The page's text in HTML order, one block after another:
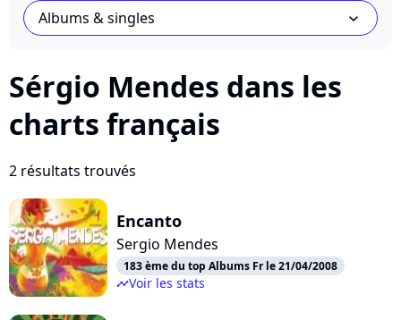
Albums & singles chevron_bot
Sérgio Mendes dans les
charts français
2 résultats trouvés
Encanto
Sergio Mendes
183 ème du top Albums Fr le 21/04/2008
timelineVoir les stats